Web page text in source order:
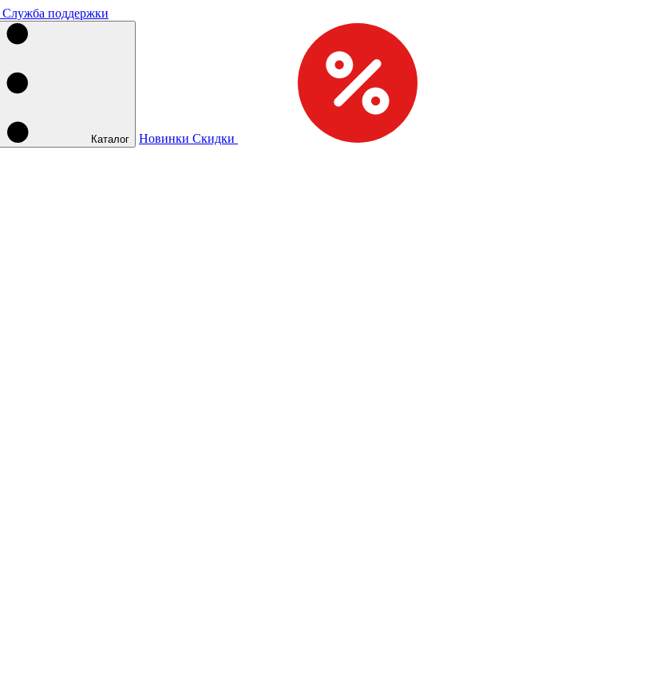
Служба поддержки
Каталог Новинки Скидки